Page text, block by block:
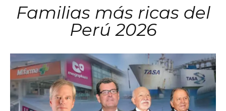
Familias más ricas del
Perú 2026